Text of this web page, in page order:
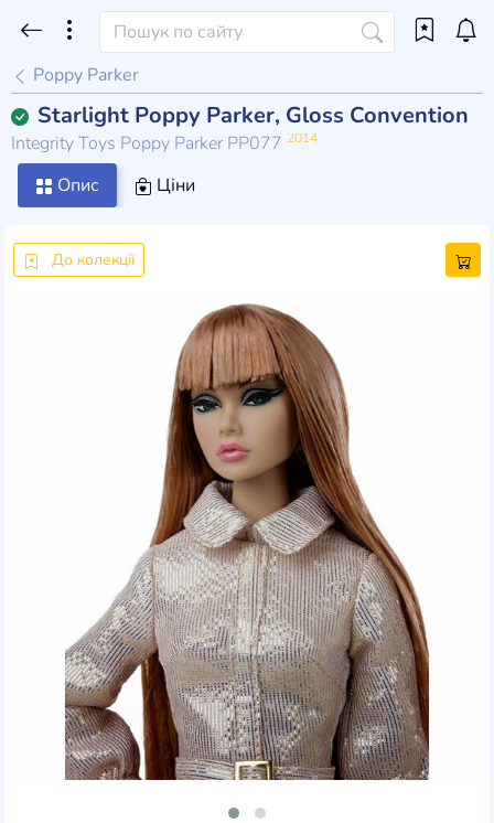
Poppy Parker
Starlight Poppy Parker, Gloss Convention
Integrity Toys Poppy Parker PP077 2014
Опис Ціни
До колекції